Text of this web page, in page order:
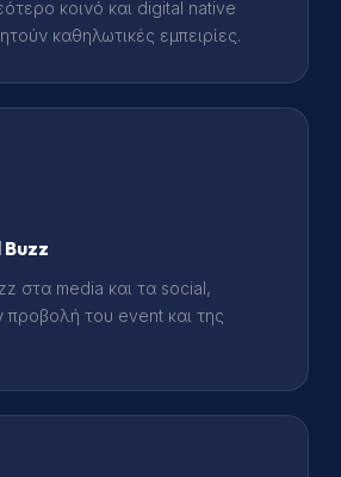
κοινό και digital native
καθηλωτικές εμπειρίες.
στα media και τα social,
προβολή του event και της